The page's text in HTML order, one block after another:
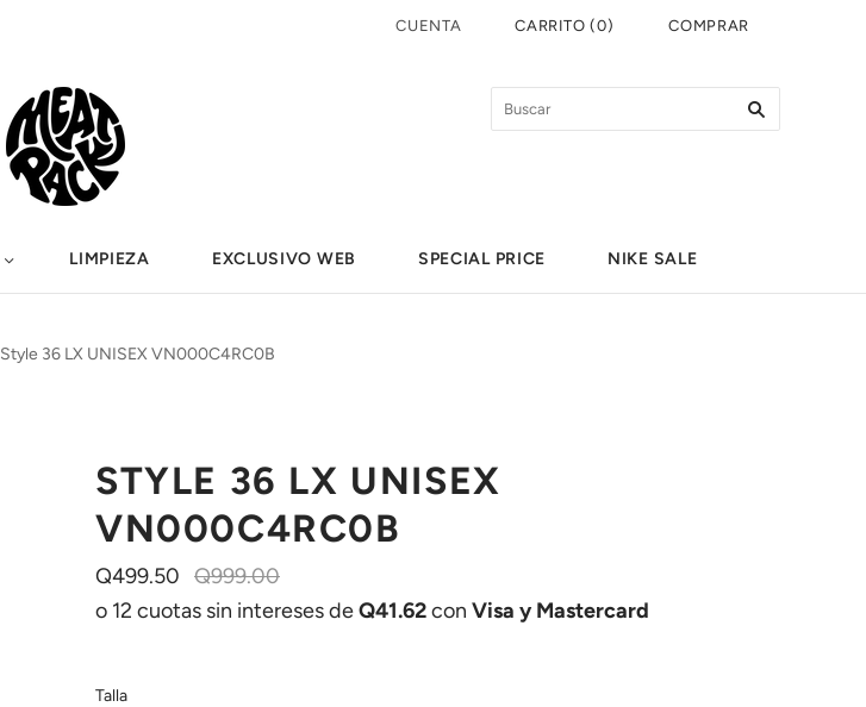
CUENTA CARRITO (0) COMPRAR
LIMPIEZA EXCLUSIVO WEB SPECIAL PRICE NIKE SALE
Style 36 LX UNISEX VN000C4RC0B
STYLE 36 LX UNISEX
VN000C4RC0B
Q499.50
Q999.00
o 12 cuotas sin intereses deQ41.62con Visa y Mastercard
Talla